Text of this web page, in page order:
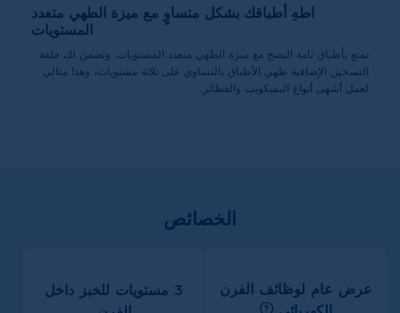
اطهِ أطباقك بشكل متساوٍ مع ميزة الطهي متعدد
المستويات
تمتع بأطباق تامة النضج مع ميزة الطهي متعدد المستويات. وتضمن لك حلقة
التسخين الإضافية طهي الأطباق بالتساوي على ثلاثة مستويات، وهذا مثالي
لعمل أشهى أنواع البسكويت والفطائر.
الخصائص
عرض عام لوظائف الفرن
3 مستويات للخبز داخل